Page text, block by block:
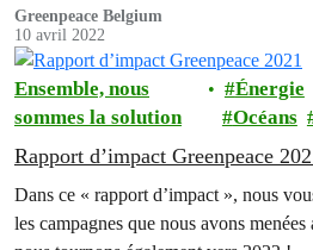
Greenpeace Belgium
10 avril 2022
Ensemble, nous
sommes la solution
Énergie
Océans
Rapport d’impact Greenpeace
Dans ce « rapport d’impact », nous
les campagnes que nous avons